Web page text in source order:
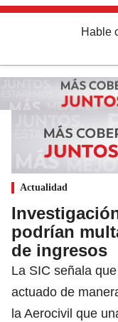
Hable
Actualidad
podrían
de ingresos
La SIC señala
actuado de
la Aerocivil que